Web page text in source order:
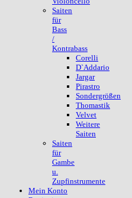
Saiten
für
Bass
/
Kontrabass
Corelli
D`Addario
Jargar
Pirastro
Sondergrößen
Thomastik
Velvet
Weitere
Saiten
Saiten
für
Gambe
u.
Zupfinstrumente
Mein Konto